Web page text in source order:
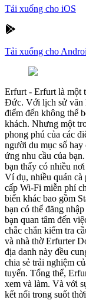
Tải xuống cho iOS
Tải xuống cho
Erfurt - Erfurt là một
Đức. Với lịch sử văn
điểm đến không thể
khách. Nhưng một
phong phú của các
người du mục số
ứng nhu cầu của
bạn thấy có nhiều
Ví dụ, nhiều quán cà
cấp Wi-Fi miễn phí
biến khác bao gồm
bạn có thể đăng
bạn quan tâm đến
chắc chắn kiểm tra
và nhà thờ Erfurter
địa danh này đều
chia sẻ trải nghiệm
tuyến. Tổng thể,
xem và làm. Và với
kết nối trong suốt